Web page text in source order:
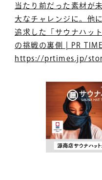
当たり前だった素材が
大なチャレンジに。他
追求した「サウナハッ
の挑戦の裏側 | PR
https://prtimes.jp/